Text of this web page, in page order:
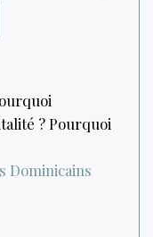
? Pourquoi
Dominicains